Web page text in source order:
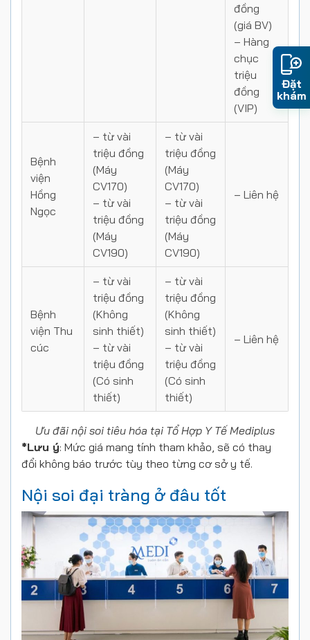
đồng
(giá BV)
– Hàng
chục
triệu
đồng
(VIP)
Bệnh
viện
Hồng
Ngọc
– từ vài
triệu đồng
(Máy
CV170)
– từ vài
triệu đồng
(Máy
CV190)
– từ vài
triệu đồng
(Máy
CV170)
– từ vài
triệu đồng
(Máy
CV190)
– Liên hệ
Bệnh
viện Thu
cúc
– từ vài
triệu đồng
(Không
sinh thiết)
– từ vài
triệu đồng
(Có sinh
thiết)
– từ vài
triệu đồng
(Không
sinh thiết)
– từ vài
triệu đồng
(Có sinh
thiết)
– Liên hệ
Ưu đãi nội soi tiêu hóa tại Tổ Hợp Y Tế Mediplus
*Lưu ý: Mức giá mang tính tham khảo, sẽ có thay
đổi không báo trước tùy theo từng cơ sở y tế.
Nội soi đại tràng ở đâu tốt
Đặt
khám